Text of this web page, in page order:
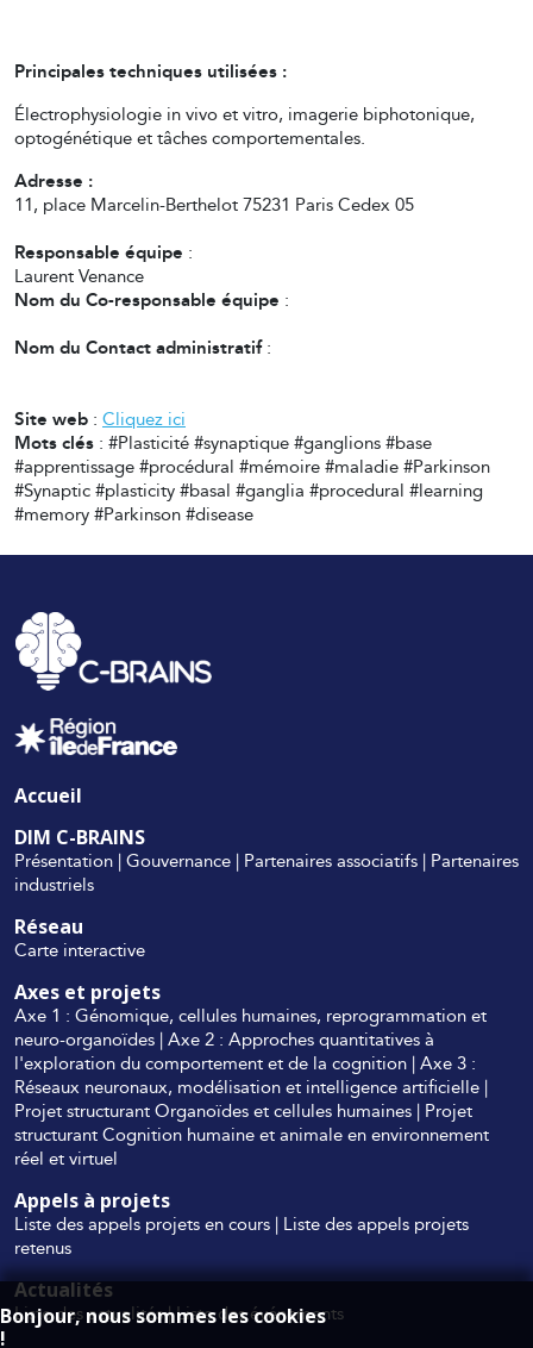
Principales techniques utilisées :
Électrophysiologie in vivo et vitro, imagerie biphotonique,
optogénétique et tâches comportementales.
Adresse :
11, place Marcelin-Berthelot 75231 Paris Cedex 05
Responsable équipe :
Laurent Venance
Nom du Co-responsable équipe :
Nom du Contact administratif:
Site web : Cliquez ici
Mots clés : #Plasticité #synaptique #ganglions #base
#apprentissage #procédural #mémoire #maladie #Parkinson
#Synaptic #plasticity #basal #ganglia #procedural #learning
#memory #Parkinson #disease
Accueil
DIM C-BRAINS
Présentation |Gouvernance | Partenaires associatifs | Partenaires
industriels
Réseau
Carte interactive
Axes et projets
Axe 1 : Génomique, cellules humaines, reprogrammation et
neuro-organoïdes |Axe 2 : Approches quantitatives à
l'exploration du comportement et de la cognition |Axe 3 :
Réseaux neuronaux, modélisation et intelligence artificielle |
Projet structurant Organoïdes et cellules humaines | Projet
structurant Cognition humaine et animale en environnement
réel et virtuel
Appels à projets
Liste des appels projets en cours | Liste des appels projets
retenus
Actualités
Liste des actualités|Liste des événements
Bonjour, nous sommes les cookies
!